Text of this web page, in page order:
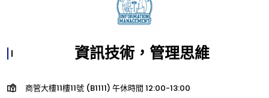
資訊技術，管理思維
商管大樓11樓11號 (B1111) 午休時間 12:00-13:00